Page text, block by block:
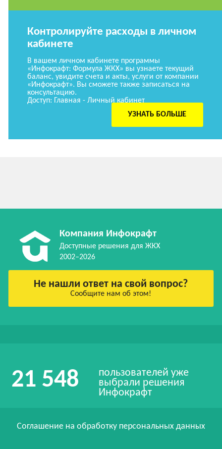
Контролируйте расходы в личном
кабинете
В вашем личном кабинете программы
«Инфокрафт: Формула ЖКХ» вы узнаете текущий
баланс, увидите счета и акты, услуги от компании
«Инфокрафт». Вы сможете также записаться на
консультацию.
Доступ: Главная - Личный кабинет
УЗНАТЬ БОЛЬШЕ
Компания Инфокрафт
Доступные решения для ЖКХ
2002–2026
Не нашли ответ на свой вопрос?
Сообщите нам об этом!
21 548
пользователей уже
выбрали решения
Инфокрафт
Соглашение на обработку персональных данных